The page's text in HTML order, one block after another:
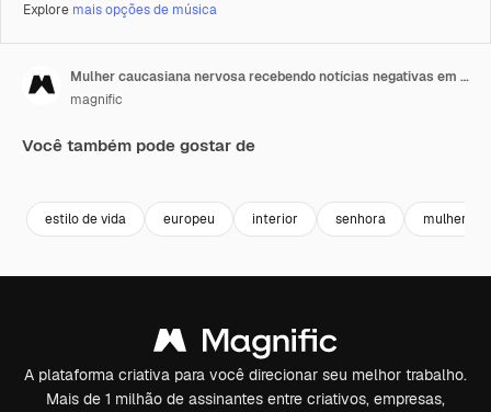
Explore mais opções de música
Mulher caucasiana nervosa recebendo notícias negativas em câmera
magnific
Você também pode gostar de
estilo de vida europeu interior senhora mulher
A plataforma criativa para você direcionar seu melhor trabalho.
Mais de 1 milhão de assinantes entre criativos, empresas,